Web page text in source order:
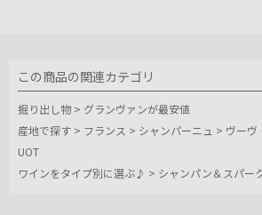
この商品の関連カテゴリ
掘り出し物 > グランヴァンが最安値
産地で探す > フランス > シャンパーニュ > ヴーヴ
UOT
ワインをタイプ別に選ぶ♪ > シャンパン＆スパー